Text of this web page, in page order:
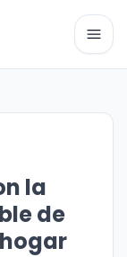
la
de